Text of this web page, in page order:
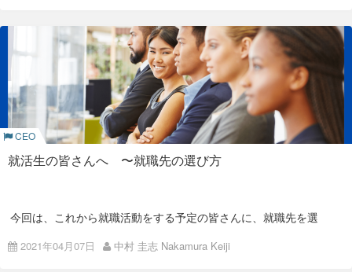
清水さんは内定後にインターンをし、インターンに関するブロ
顔を合わせるのはこの日が初めてでした。
初めて会った清水さんは、未来への期待に満ち溢れていて、キ
ラキラまぶしく見えました。 これから楽しいことも大変なこと
もあると思いますが、Colorkrewに来てよかったと思ってもら
・一人前の社会人を育てるという社会貢献大企業、かつ経済的
に余裕がある会社として、上述のようなメリットも享受しなが
ら、社会の公器としての役割も果たすという意味合い
少人数でも、新卒採用を続け
る理由
カラクルは、大手企業でも余裕のある会社でもないので、大手
のように長期間で考え、 社会貢献を目的にし、新卒を大量採用
効率だけいえば、中途だけがいい。
機能開発に向け何度もミーティングを重ねて開発しました。
また同時期に、人手が足りていないプロジェクトがあったの
で、そちらにも参加させていただきました。 プロジェクトの内
容としては、React.jsを使ったフロントエンドの業務でした。
自分の興味のある分野ということもあり、勉強をしながら積極
的に参加させていただきました。
一つのチームに属していても、別のプロジェクトやチームを掛
け持ちできるColorkrewの良さです。
入社2ヶ月目 ~ ：Mamoru Biz + 受託
プロジェクトその1
なっていたところに、Mamoru Bizのプロジェクトリーダーか
ら別プロジェクトに参加してみないかと誘われたので、参加し
い、お客さんからの要望に対して開発をする、いわゆる
に近いものでした。 こちらのプロジェクトでは、すでに作成
初めまして！Colorkrewで主にWebエンジニアとしてインター
ンしている清水です。 去年の12月から就職活動を始め、今年
の2月にColorkrewから内定をいただきました。 卒業して働く
前に、少しでも会社に慣れたいと思いインターンを今年の5月
から始めました。 今回のインターンでエンジニアとしての仕事
だけでなく、マネジメントなど今までできなかった経験をする
ことができました。 今回は、Colorkrewを選んだ理由やインタ
ーンで学んだことをご紹介させていただきます。
CEO
就活生の皆さんへ 〜就職先の選び方
今回は、これから就職活動をする予定の皆さんに、就職先を選
ぶポイントを書こうと思います。
2021年04月07日 中村 圭志 Nakamura Keiji